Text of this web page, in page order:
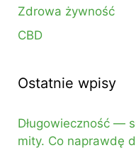
Zdrowa żywność
CBD
Ostatnie wpisy
Długowieczność —
mity. Co naprawdę